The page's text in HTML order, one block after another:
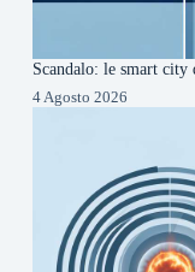
Scandalo: le smart
4 Agosto 2026